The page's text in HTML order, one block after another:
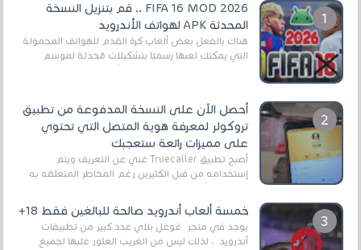
FIFA 16 MOD 2026 .. قم بتنزيل النسخة
المحدثة APK لهواتف الأندرويد
هناك بالفعل بعض ألعاب كرة القدم للهواتف المحمولة
التي يمكنك لعبها رسميًا بتشكيلات مُحدثة لموسم
أحصل الآن على النسخة المدفوعة من تطبيق
تروكولر لمعرفة هوية المتصل التي تحتوي
على مميزات رائعة ستعجبك
أصبح تطبيق Truecaller غني عن التعريف ويتم
إستخدامه من قبل الكثيرين رغم المخاطر المتعلقه به
خمسة ألعاب أندرويد صالحة للبالغين فقط 18+
يوجد في متجر غوغل بلاي عدد كبير من تطبيقات
أندرويد ، لذلك ليس من الغريب العثور عليها لجميع